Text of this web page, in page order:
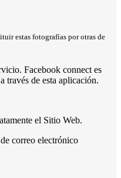
estas fotografías por otras de
Facebook connect es
través de esta aplicación.
el Sitio Web.
correo electrónico